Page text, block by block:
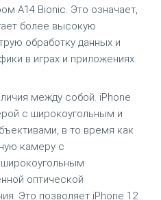
A14 Bionic. Это означает,
более высокую
обработку данных и
в играх и приложениях.
между собой. iPhone
с широкоугольным и
в то время как
камеру с
оптической
Это позволяет iPhone 12